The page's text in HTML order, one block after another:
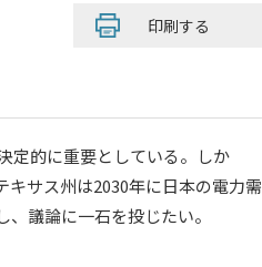
印刷する
定的に重要としている。しか
サス州は2030年に日本の電力需
議論に一石を投じたい。